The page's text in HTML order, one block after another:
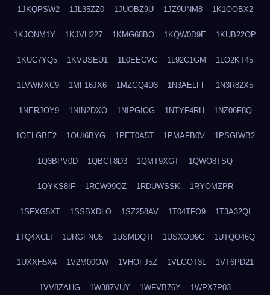
1JKQPSW2 1JL35ZZ0 1JUOBZ9U 1JZ9UNM8 1K1OOBX2
1KJONM1Y 1KJVH227 1KMG68BO 1KQW0D9E 1KUB22OP
1KUC7YQ5 1KVUSEU1 1L0EECVC 1L92C1GM 1LO2KT45
1LVWMXC9 1MF16JX6 1MZGQ4D3 1N3AELFF 1N3R82X5
1NERJOY9 1NIN2DXO 1NIPGIQG 1NTYF4RH 1NZ06F8Q
1OELGBE2 1OUI6BYG 1PET0A5T 1PMAFB0V 1PSGIWB2
1Q3BPV0D 1QBCT8D3 1QMT9XGT 1QWO8TSQ
1QYKS8IF 1RCW99QZ 1RDUWSSK 1RYOMZPR
1SFXG5XT 1SSBXDLO 1SZ258AV 1T04TFO9 1T3A32QI
1TQ4XCLI 1URGFNU5 1USMDQTI 1USXOD9C 1UTQO46Q
1UXXH5X4 1V2M00OW 1VHOFJ5Z 1VLGOT3L 1VT6PD21
1VV8ZAHG 1W387VUY 1WFVB76Y 1WPX7P03